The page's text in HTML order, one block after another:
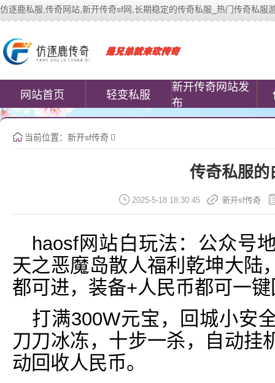
仿逐鹿私服,传奇网站,新开传奇sf网,长期稳定的传奇私服_热门传奇私服
网站首页 轻变私服
新开传奇网站发
布
当前位置： 新开sf传奇
传奇私服的
2025-5-18 18:30:45 新开sf传奇
haosf网站白玩法：公众号
天之恶魔岛散人福利乾坤大陆
都可进，装备+人民币都可一
打满300W元宝，回城小安
刀刀冰冻，十步一杀，自动挂
动回收人民币。